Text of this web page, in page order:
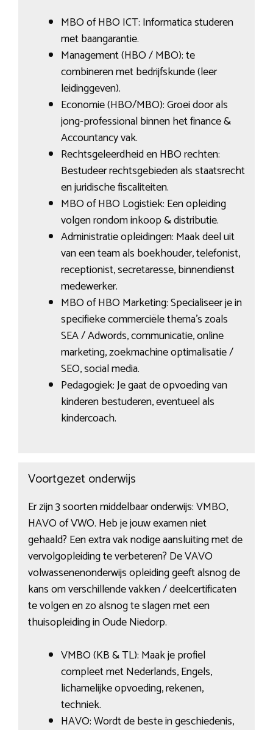
MBO of HBO ICT: Informatica studeren
met baangarantie.
Management (HBO / MBO): te
combineren met bedrijfskunde (leer
leidinggeven).
Economie (HBO/MBO): Groei door als
jong-professional binnen het finance &
Accountancy vak.
Rechtsgeleerdheid en HBO rechten:
Bestudeer rechtsgebieden als staatsrecht
en juridische fiscaliteiten.
MBO of HBO Logistiek: Een opleiding
volgen rondom inkoop & distributie.
Administratie opleidingen: Maak deel uit
van een team als boekhouder, telefonist,
receptionist, secretaresse, binnendienst
medewerker.
MBO of HBO Marketing: Specialiseer je in
specifieke commerciële thema’s zoals
SEA / Adwords, communicatie, online
marketing, zoekmachine optimalisatie /
SEO, social media.
Pedagogiek: Je gaat de opvoeding van
kinderen bestuderen, eventueel als
kindercoach.
Voortgezet onderwijs
Er zijn 3 soorten middelbaar onderwijs: VMBO,
HAVO of VWO. Heb je jouw examen niet
gehaald? Een extra vak nodige aansluiting met de
vervolgopleiding te verbeteren? De VAVO
volwassenenonderwijs opleiding geeft alsnog de
kans om verschillende vakken / deelcertificaten
te volgen en zo alsnog te slagen met een
thuisopleiding in Oude Niedorp.
VMBO (KB & TL): Maak je profiel
compleet met Nederlands, Engels,
lichamelijke opvoeding, rekenen,
techniek.
HAVO: Wordt de beste in geschiedenis,